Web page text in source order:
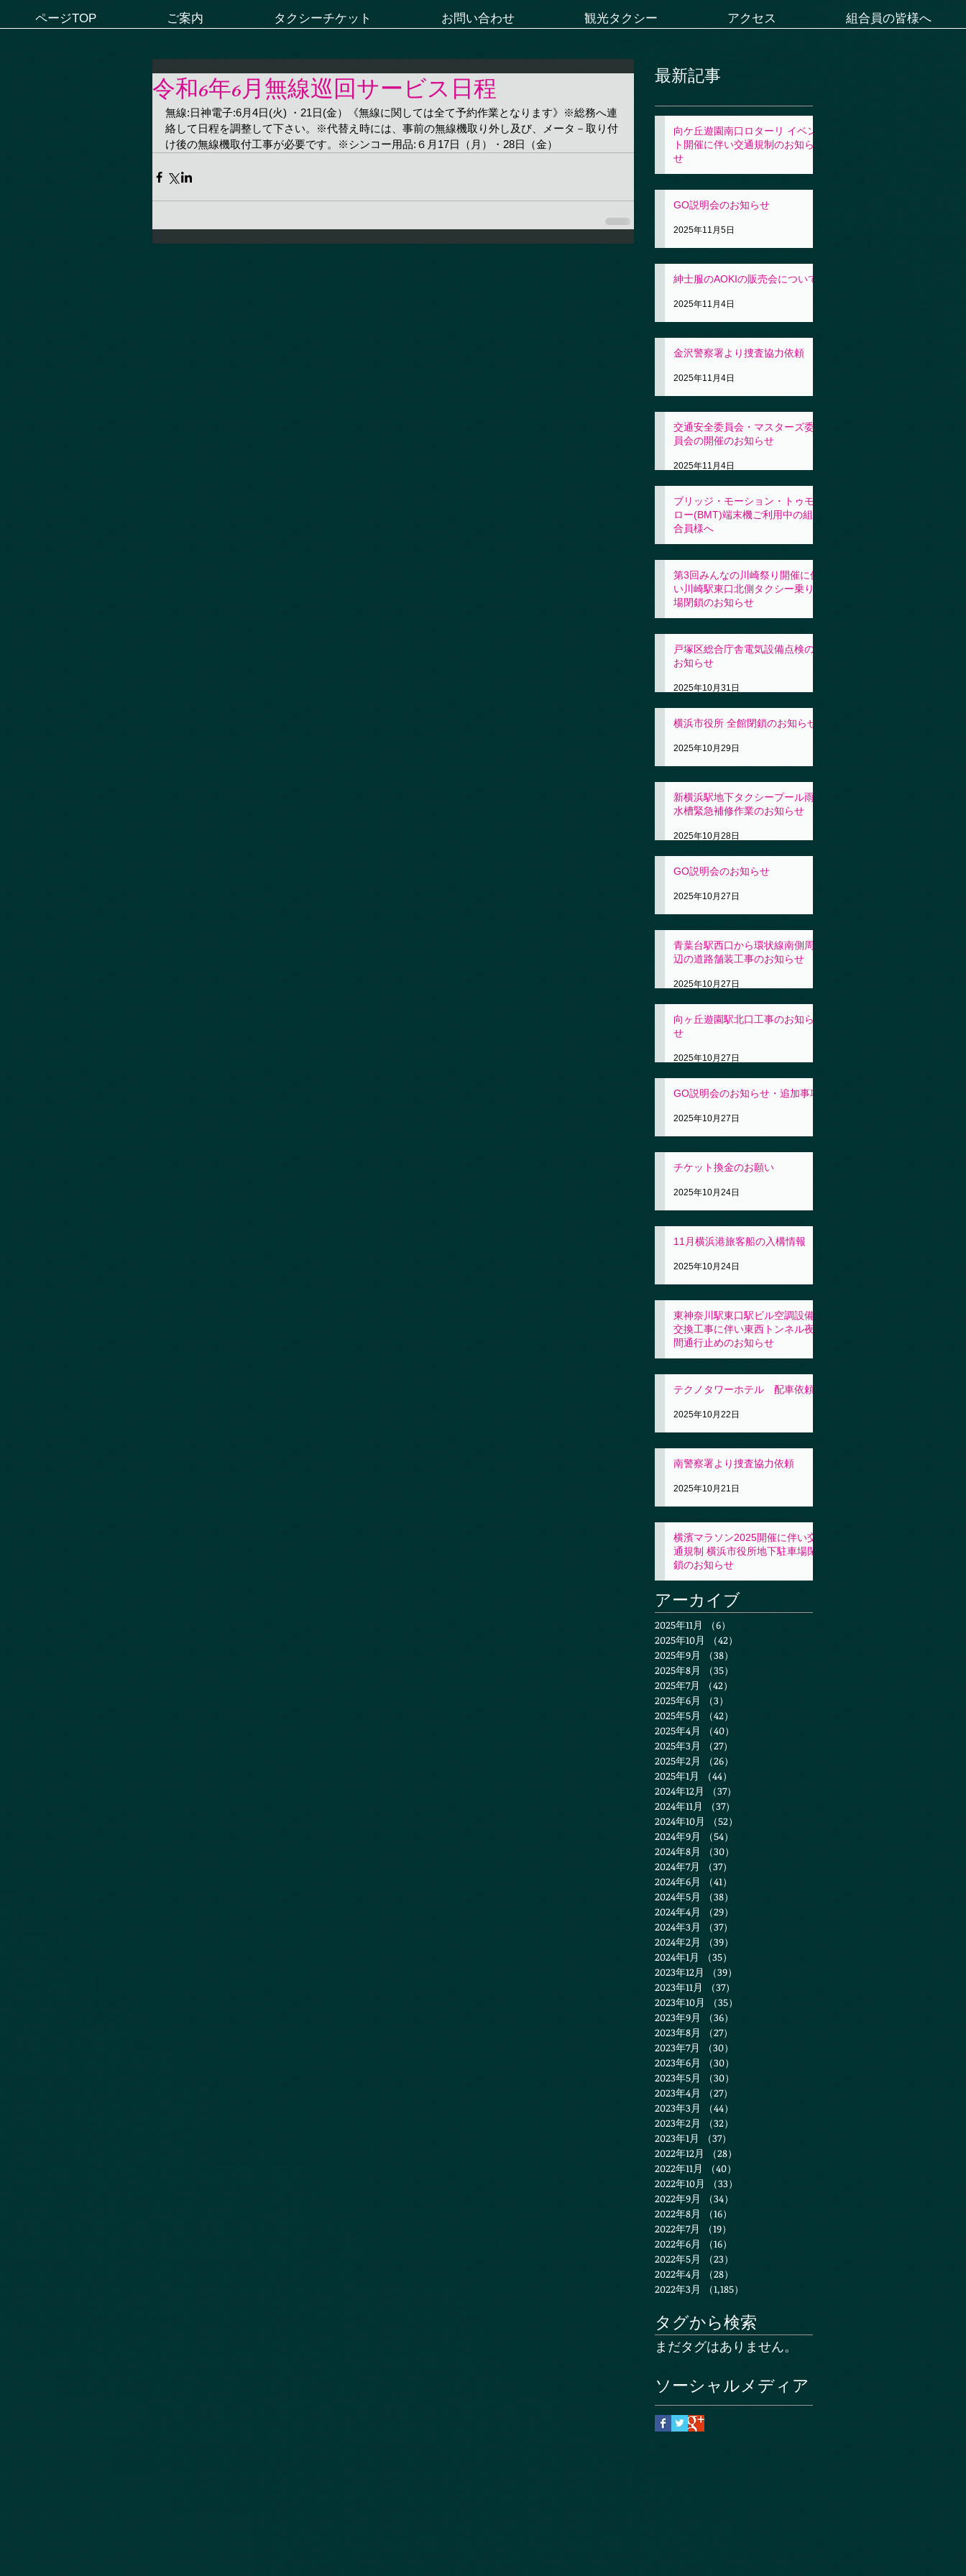
ページTOP ご案内 タクシーチケット お問い合わせ 観光タクシー アクセス 組合員の皆様へ
令和6年6月無線巡回サービス日程
無線:日神電子:6月4日(火) ・21日(金）《無線に関しては全て予約作業となります》※総務へ連
絡して日程を調整して下さい。※代替え時には、事前の無線機取り外し及び、メータ－取り付
け後の無線機取付工事が必要です。※シンコー用品:６月17日（月）・28日（金）
最新記事
向ケ丘遊園南口ロターリ イベン
ト開催に伴い交通規制のお知ら
せ
GO説明会のお知らせ
2025年11月5日
紳士服のAOKIの販売会について
2025年11月4日
金沢警察署より捜査協力依頼
2025年11月4日
交通安全委員会・マスターズ委
員会の開催のお知らせ
2025年11月4日
ブリッジ・モーション・トゥモ
ロー(BMT)端末機ご利用中の組
合員様へ
第3回みんなの川崎祭り開催に伴
い川崎駅東口北側タクシー乗り
場閉鎖のお知らせ
戸塚区総合庁舎電気設備点検の
お知らせ
2025年10月31日
横浜市役所 全館閉鎖のお知らせ
2025年10月29日
新横浜駅地下タクシープール雨
水槽緊急補修作業のお知らせ
2025年10月28日
GO説明会のお知らせ
2025年10月27日
青葉台駅西口から環状線南側周
辺の道路舗装工事のお知らせ
2025年10月27日
向ヶ丘遊園駅北口工事のお知ら
せ
2025年10月27日
GO説明会のお知らせ・追加事項
2025年10月27日
チケット換金のお願い
2025年10月24日
11月横浜港旅客船の入構情報
2025年10月24日
東神奈川駅東口駅ビル空調設備
交換工事に伴い東西トンネル夜
間通行止めのお知らせ
テクノタワーホテル 配車依頼
2025年10月22日
南警察署より捜査協力依頼
2025年10月21日
横濱マラソン2025開催に伴い交
通規制 横浜市役所地下駐車場閉
鎖のお知らせ
アーカイブ
2025年11月 （6）
2025年10月
（42）
2025年9月
（38）
2025年8月
（35）
2025年7月
（42）
2025年6月
（3）
2025年5月
（42）
2025年4月
（40）
2025年3月
（27）
2025年2月
（26）
2025年1月
（44）
2024年12月
（37）
2024年11月
（37）
2024年10月
（52）
2024年9月
（54）
2024年8月
（30）
2024年7月
（37）
2024年6月
（41）
2024年5月
（38）
2024年4月
（29）
2024年3月
（37）
2024年2月
（39）
2024年1月
（35）
2023年12月
（39）
2023年11月
（37）
2023年10月
（35）
2023年9月
（36）
2023年8月
（27）
2023年7月
（30）
2023年6月
（30）
2023年5月
（30）
2023年4月
（27）
2023年3月
（44）
2023年2月
（32）
2023年1月
（37）
2022年12月
（28）
2022年11月
（40）
2022年10月
（33）
2022年9月
（34）
2022年8月
（16）
2022年7月
（19）
2022年6月
（16）
2022年5月
（23）
2022年4月
（28）
2022年3月
（1,185）
タグから検索
まだタグはありません。
ソーシャルメディア